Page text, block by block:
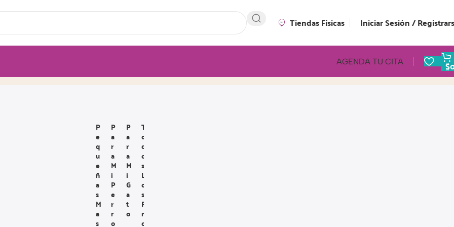
Tiendas Físicas Iniciar Sesión /
AGENDA TU CITA $
P
E
Q
U
E
Ñ
A
S
M
A
S
P
A
R
A
M
I
P
E
R
R
O
P
A
R
A
M
I
G
A
T
O
T
O
D
O
S
L
O
S
P
R
O